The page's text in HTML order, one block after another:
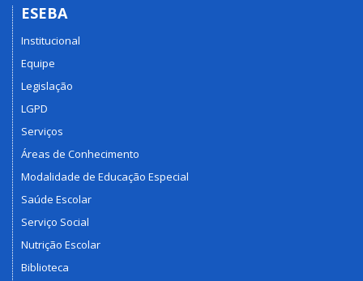
ESEBA
Institucional
Equipe
Legislação
LGPD
Serviços
Áreas de Conhecimento
Modalidade de Educação Especial
Saúde Escolar
Serviço Social
Nutrição Escolar
Biblioteca